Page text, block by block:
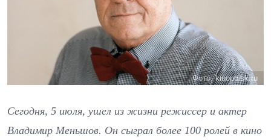
Фото: kinopoisk.ru
Сегодня, 5 июля, ушел из жизни режиссер и актер
Владимир Меньшов. Он сыграл более 100 ролей в кино